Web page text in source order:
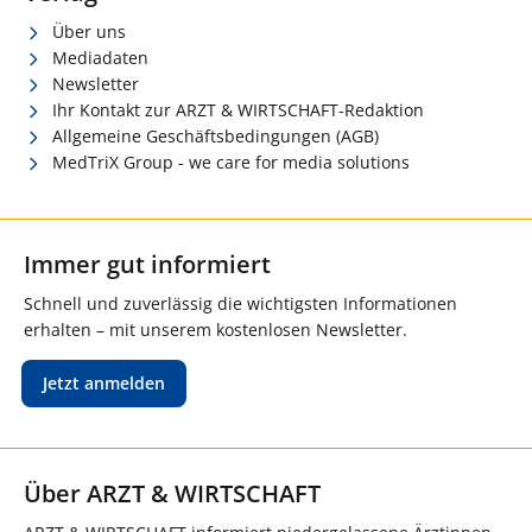
Über uns
Mediadaten
Newsletter
Ihr Kontakt zur ARZT & WIRTSCHAFT-Redaktion
Allgemeine Geschäftsbedingungen (AGB)
MedTriX Group - we care for media solutions
Immer gut informiert
Schnell und zuverlässig die wichtigsten Informationen
erhalten – mit unserem kostenlosen Newsletter.
Jetzt anmelden
Über ARZT & WIRTSCHAFT